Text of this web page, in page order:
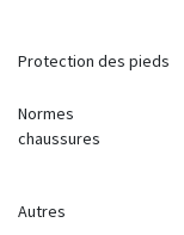
Protection des pieds
Normes
chaussures
Autres